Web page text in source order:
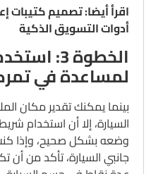
اقرأ أيضا: تصميم كتيبات
أدوات التسويق الذكية
الخطوة
لمساعدة في
بينما يمكنك تقدير مكان
السيارة، إلا أن
وضعه بشكل صحيح، وإذا
جانبي السيارة، تأكد من